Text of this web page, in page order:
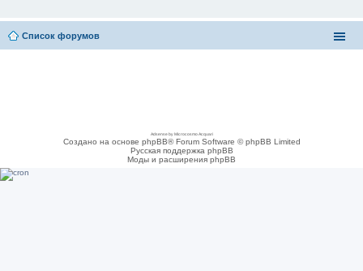
Список форумов
Adsense by Microcosmo Acquari
Создано на основе phpBB® Forum Software © phpBB Limited
Русская поддержка phpBB
Моды и расширения phpBB